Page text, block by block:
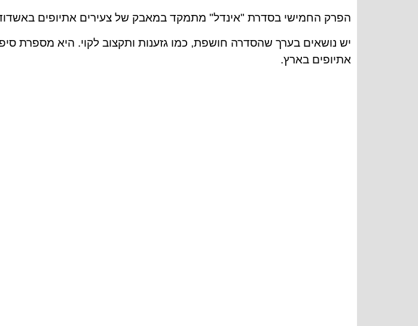
הפרק החמישי בסדרת "אינדל" מתמקד במאבק של צעירים אתיופים
יש נושאים בערך שהסדרה חושפת, כמו גזענות ותקצוב לקוי. היא מספרת
אתיופים בארץ.